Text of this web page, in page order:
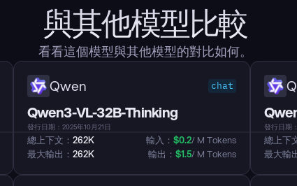
與其他模型比較
看看這個模型與其他模型的對比如何。
Qwen chat
Qwen3-VL-32B-Thinking
發行日期：2025年10月21日
總上下文： 262K
最大輸出： 262K
輸入： $0.2/ M Tokens
輸出： $1.5/ M Tokens
發行日期
總上下
最大輸